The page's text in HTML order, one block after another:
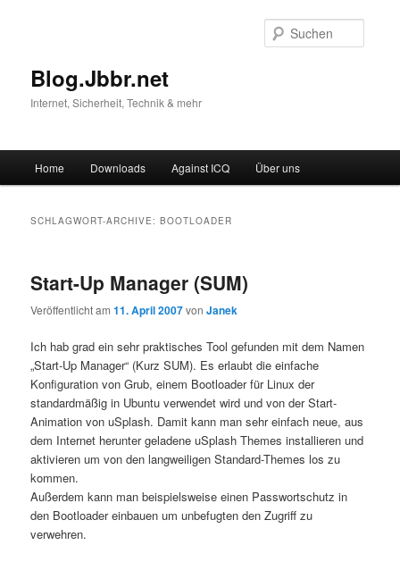
Blog.Jbbr.net
Internet, Sicherheit, Technik & mehr
Zum
Zum
wechseln
Home Downloads Against ICQ Über uns
SCHLAGWORT-ARCHIVE:BOOTLOADER
Start-Up Manager (SUM)
Veröffentlicht am11. April 2007vonJanek
Ich hab grad ein sehr praktisches Tool gefunden mit dem Namen
„Start-Up Manager“ (Kurz SUM). Es erlaubt die einfache
Konfiguration von Grub, einem Bootloader für Linux der
standardmäßig in Ubuntu verwendet wird und von der Start-
Animation von uSplash. Damit kann man sehr einfach neue, aus
dem Internet herunter geladene uSplash Themes installieren und
aktivieren um von den langweiligen Standard-Themes los zu
kommen.
Außerdem kann man beispielsweise einen Passwortschutz in
den Bootloader einbauen um unbefugten den Zugriff zu
verwehren.